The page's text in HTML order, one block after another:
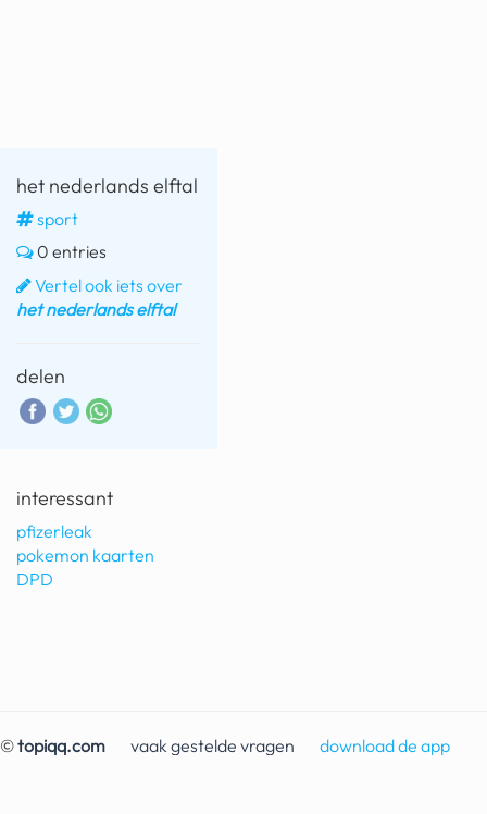
het nederlands elftal
sport
0 entries
Vertel ook iets over
het nederlands elftal
delen
interessant
pfizerleak
pokemon kaarten
DPD
©topiqq.com vaak gestelde vragen
download de app